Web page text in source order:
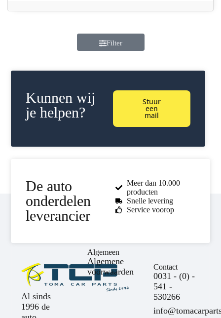
Filter
Kunnen wij
je helpen?
Stuur
een
mail
De auto
onderdelen
leverancier
Meer dan 10.000
producten
Snelle levering
Service voorop
Al sinds
1996 de
Algemeen
Algemene
voorwaarden
Contact
0031 - (0) -
541 -
530266